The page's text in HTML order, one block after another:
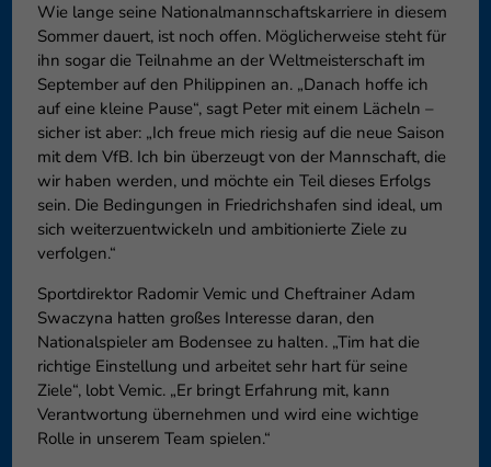
Wie lange seine Nationalmannschaftskarriere in diesem
Sommer dauert, ist noch offen. Möglicherweise steht für
ihn sogar die Teilnahme an der Weltmeisterschaft im
September auf den Philippinen an. „Danach hoffe ich
auf eine kleine Pause“, sagt Peter mit einem Lächeln –
sicher ist aber: „Ich freue mich riesig auf die neue Saison
mit dem VfB. Ich bin überzeugt von der Mannschaft, die
wir haben werden, und möchte ein Teil dieses Erfolgs
sein. Die Bedingungen in Friedrichshafen sind ideal, um
sich weiterzuentwickeln und ambitionierte Ziele zu
verfolgen.“
Sportdirektor Radomir Vemic und Cheftrainer Adam
Swaczyna hatten großes Interesse daran, den
Nationalspieler am Bodensee zu halten. „Tim hat die
richtige Einstellung und arbeitet sehr hart für seine
Ziele“, lobt Vemic. „Er bringt Erfahrung mit, kann
Verantwortung übernehmen und wird eine wichtige
Rolle in unserem Team spielen.“